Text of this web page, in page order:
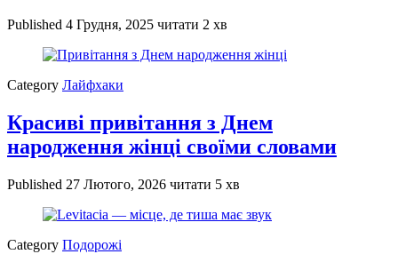
Published 4 Грудня, 2025 читати 2 хв
Category Лайфхаки
Красиві привітання з Днем
народження жінці своїми словами
Published 27 Лютого, 2026 читати 5 хв
Category Подорожі